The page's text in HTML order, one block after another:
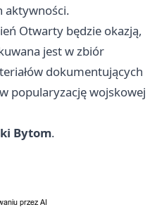
aktywności.
Otwarty będzie okazją,
jest w zbiór
dokumentujących
popularyzację wojskowej
Bytom.